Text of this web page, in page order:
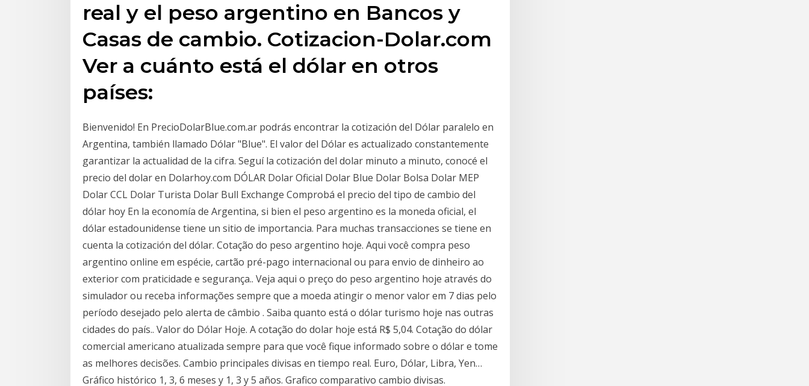
real y el peso argentino en Bancos y
Casas de cambio. Cotizacion-Dolar.com
Ver a cuánto está el dólar en otros
países:
Bienvenido! En PrecioDolarBlue.com.ar podrás encontrar la cotización del Dólar paralelo en
Argentina, también llamado Dólar "Blue". El valor del Dólar es actualizado constantemente
garantizar la actualidad de la cifra. Seguí la cotización del dolar minuto a minuto, conocé el
precio del dolar en Dolarhoy.com DÓLAR Dolar Oficial Dolar Blue Dolar Bolsa Dolar MEP
Dolar CCL Dolar Turista Dolar Bull Exchange Comprobá el precio del tipo de cambio del
dólar hoy En la economía de Argentina, si bien el peso argentino es la moneda oficial, el
dólar estadounidense tiene un sitio de importancia. Para muchas transacciones se tiene en
cuenta la cotización del dólar. Cotação do peso argentino hoje. Aqui você compra peso
argentino online em espécie, cartão pré-pago internacional ou para envio de dinheiro ao
exterior com praticidade e segurança.. Veja aqui o preço do peso argentino hoje através do
simulador ou receba informações sempre que a moeda atingir o menor valor em 7 dias pelo
período desejado pelo alerta de câmbio . Saiba quanto está o dólar turismo hoje nas outras
cidades do país.. Valor do Dólar Hoje. A cotação do dolar hoje está R$ 5,04. Cotação do dólar
comercial americano atualizada sempre para que você fique informado sobre o dólar e tome
as melhores decisões. Cambio principales divisas en tiempo real. Euro, Dólar, Libra, Yen…
Gráfico histórico 1, 3, 6 meses y 1, 3 y 5 años. Grafico comparativo cambio divisas.